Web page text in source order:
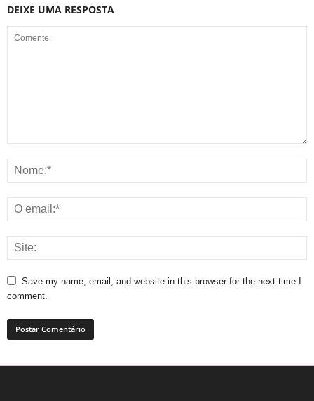
DEIXE UMA RESPOSTA
Save my name, email, and website in this browser for the next time I
comment.